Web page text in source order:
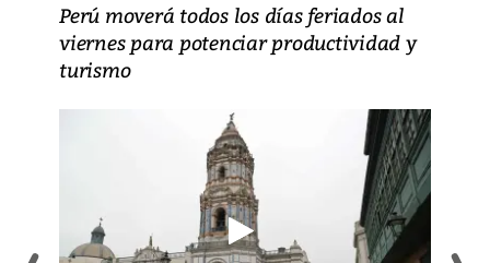
Perú moverá todos los días feriados al
viernes para potenciar productividad y
turismo